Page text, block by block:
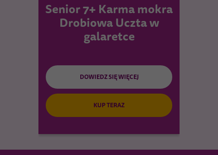
Senior 7+ Karma mokra
Drobiowa Uczta w
galaretce
DOWIEDZ SIĘ WIĘCEJ
KUP TERAZ